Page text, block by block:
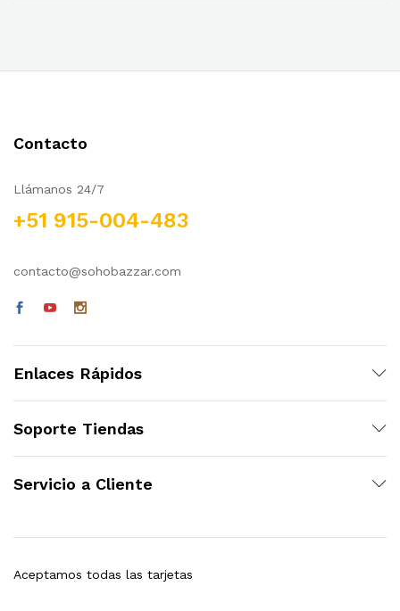
Contacto
Llámanos 24/7
+51 915-004-483
contacto@sohobazzar.com
Enlaces Rápidos
Soporte Tiendas
Servicio a Cliente
Aceptamos todas las tarjetas